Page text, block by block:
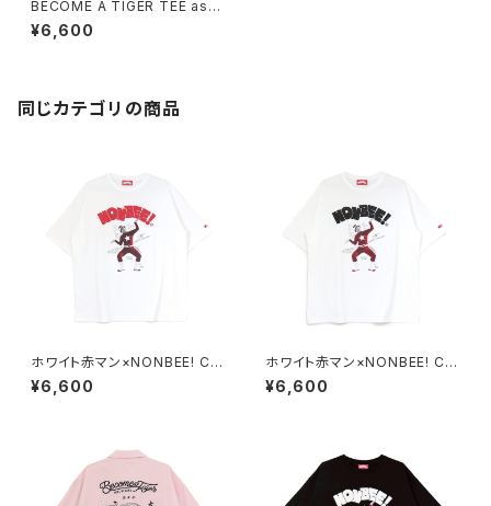
BECOME A TIGER TEE ash-
gray/green
¥6,600
同じカテゴリの商品
ホワイト赤マン×NONBEE! CO
LLABORATION TEE white/r
ed
¥6,600
ホワイト赤マン×NONBEE! CO
LLABORATION TEE white/b
lack
¥6,600